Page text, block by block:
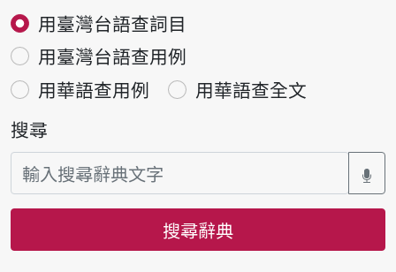
用臺灣台語查詞目
用臺灣台語查用例
用華語查用例
用華語查全文
搜尋
搜尋辭典